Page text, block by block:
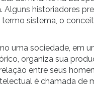
Alguns historiadores
sistema, o
uma sociedade, em
organiza sua
entre seus
é chamada de